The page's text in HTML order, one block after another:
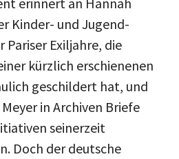
Kinder- und Jugend-
Exiljahre, die
kürzlich erschienenen
geschildert hat, und
in Archiven Briefe
seinerzeit
Doch der deutsche